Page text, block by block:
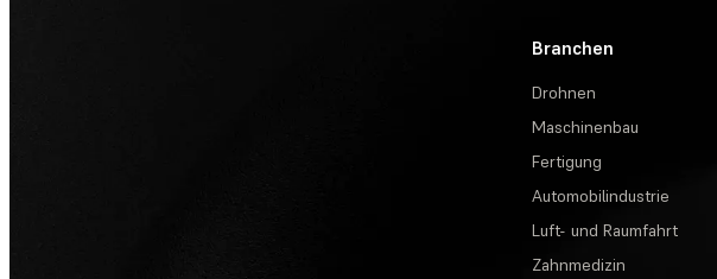
Branchen
Drohnen
Maschinenbau
Fertigung
Automobilindustrie
Luft- und Raumfahrt
Zahnmedizin